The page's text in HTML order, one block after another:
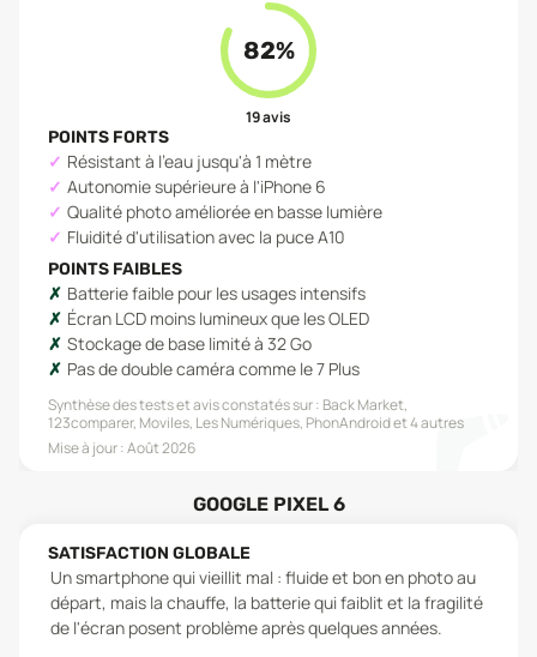
82%
19avis
POINTS FORTS
Résistant à l'eau jusqu'à 1 mètre
Autonomie supérieure à l'iPhone 6
Qualité photo améliorée en basse lumière
Fluidité d'utilisation avec la puce A10
POINTS FAIBLES
Batterie faible pour les usages intensifs
Écran LCD moins lumineux que les OLED
Stockage de base limité à 32 Go
Pas de double caméra comme le 7 Plus
Synthèse des tests et avis constatés sur : Back Market,
123comparer, Moviles, Les Numériques, PhonAndroidet 4 autres
Mise à jour :Août 2026
GOOGLE PIXEL 6
SATISFACTION GLOBALE
Un smartphone qui vieillit mal : fluide et bon en photo au
départ, mais la chauffe, la batterie qui faiblit et la fragilité
de l'écran posent problème après quelques années.